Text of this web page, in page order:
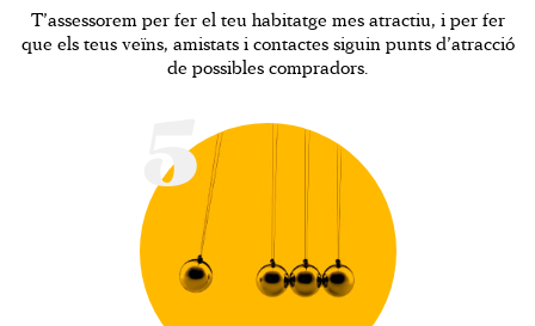
T’assessorem per fer el teu habitatge mes atractiu, i per fer
que els teus veïns, amistats i contactes siguin punts d’atracció
de possibles compradors.
5